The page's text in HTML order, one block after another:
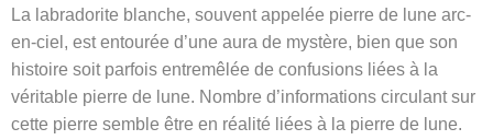
La labradorite blanche, souvent appelée pierre de lune arc-
en-ciel, est entourée d’une aura de mystère, bien que son
histoire soit parfois entremêlée de confusions liées à la
véritable pierre de lune. Nombre d’informations circulant sur
cette pierre semble être en réalité liées à la pierre de lune.